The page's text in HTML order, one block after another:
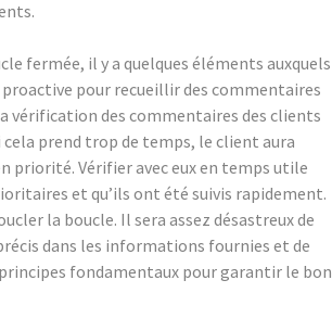
fermée, il y a quelques éléments auxquels
pour recueillir des commentaires
vérification des commentaires des clients
prend trop de temps, le client aura
priorité. Vérifier avec eux en temps utile
et qu’ils ont été suivis rapidement.
la boucle. Il sera assez désastreux de
dans les informations fournies et de
fondamentaux pour garantir le bon